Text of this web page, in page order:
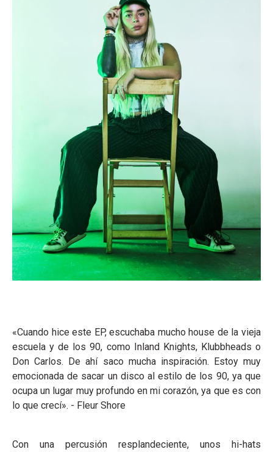
«Cuando hice este EP, escuchaba mucho house de la vieja
escuela y de los 90, como Inland Knights, Klubbheads o
Don Carlos. De ahí saco mucha inspiración. Estoy muy
emocionada de sacar un disco al estilo de los 90, ya que
ocupa un lugar muy profundo en mi corazón, ya que es con
lo que crecí». - Fleur Shore
Con una percusión resplandeciente, unos hi-hats